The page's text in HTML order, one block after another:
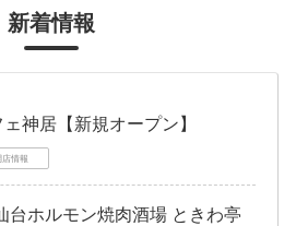
新着情報
神居【新規オープン】
店情報
台ホルモン焼肉酒場 ときわ亭